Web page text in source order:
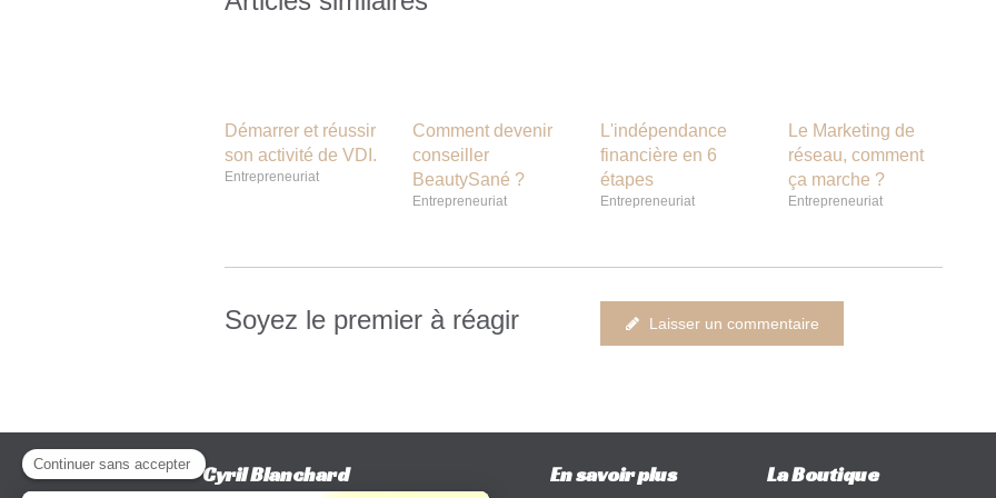
Démarrer et réussir
son activité de VDI.
Entrepreneuriat
Comment devenir
conseiller
BeautySané ?
Entrepreneuriat
L'indépendance
financière en 6
étapes
Entrepreneuriat
Le Marketing de
réseau, comment
ça marche ?
Entrepreneuriat
Soyez le premier à réagir Laisser un commentaire
Cyril Blanchard En savoir plus La Boutique